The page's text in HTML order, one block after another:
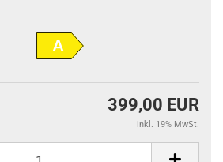
A
399,00 EUR
inkl. 19% MwSt.